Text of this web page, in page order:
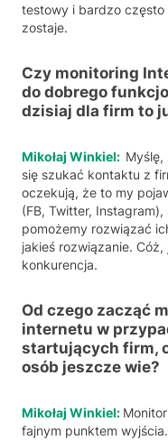
testowy i bardzo
zostaje.
Czy monitoring
do dobrego
dzisiaj dla firm to
Mikołaj Winkiel:
się szukać kontaktu z
oczekują, że to my
(FB, Twitter,
pomożemy rozwiązać
jakieś rozwiązanie.
konkurencja.
Od czego zacząć
internetu w
startujących firm,
osób jeszcze wie?
Mikołaj Winkiel:
fajnym punktem